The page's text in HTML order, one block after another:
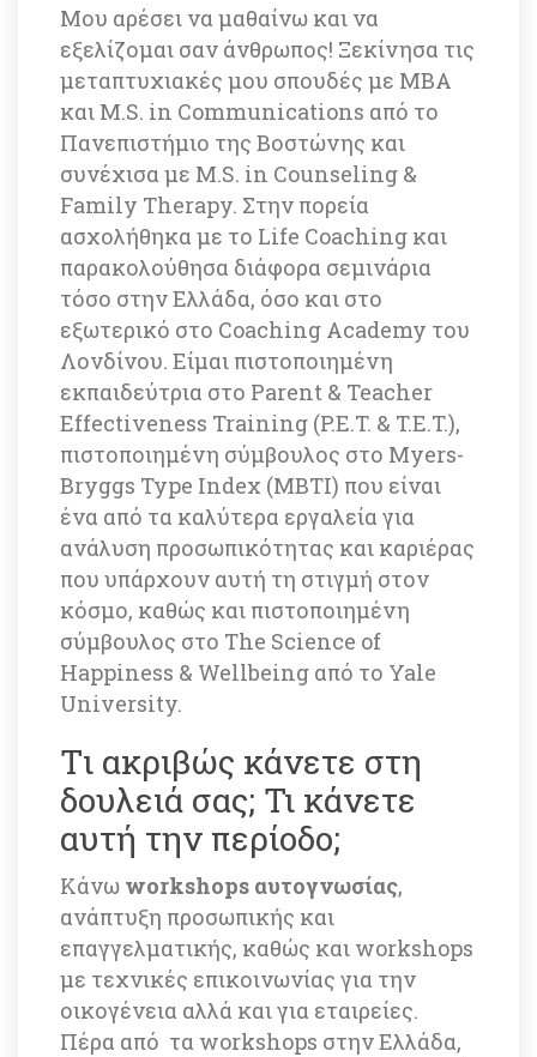
Mου αρέσει να μαθαίνω και να
εξελίζομαι σαν άνθρωπος! Ξεκίνησα τις
μεταπτυχιακές μου σπουδές με MBA
και M.S. in Communications από το
Πανεπιστήμιο της Βοστώνης και
συνέχισα με M.S. in Counseling &
Family Therapy. Στην πορεία
ασχολήθηκα με το Life Coaching και
παρακολούθησα διάφορα σεμινάρια
τόσο στην Ελλάδα, όσο και στο
εξωτερικό στο Coaching Academy του
Λονδίνου. Είμαι πιστοποιημένη
εκπαιδεύτρια στο Parent & Teacher
Effectiveness Training (P.E.T. & T.E.T.),
πιστοποιημένη σύμβουλος στο Myers-
Bryggs Type Index (MBTI) που είναι
ένα από τα καλύτερα εργαλεία για
ανάλυση προσωπικότητας και καριέρας
που υπάρχουν αυτή τη στιγμή στον
κόσμο, καθώς και πιστοποιημένη
σύμβουλος στο The Science of
Happiness & Wellbeing από το Yale
University.
Tι ακριβώς κάνετε στη
δουλειά σας; Τι κάνετε
αυτή την περίοδο;
Κάνω workshops αυτογνωσίας,
ανάπτυξη προσωπικής και
επαγγελματικής, καθώς και workshops
με τεχνικές επικοινωνίας για την
οικογένεια αλλά και για εταιρείες.
Πέρα από τα workshops στην Ελλάδα,